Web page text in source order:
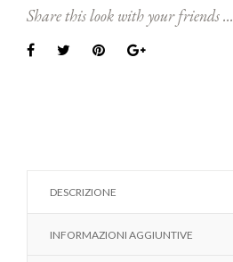
Share this look with your friends ...
DESCRIZIONE
INFORMAZIONI AGGIUNTIVE